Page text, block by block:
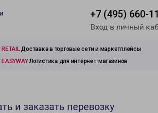
+7 (495) 660-
Вход в личный
RETAILДоставка в торговые сети и маркетплейсы
EASYWAYЛогистика для интернет-магазинов
и заказать перевозку